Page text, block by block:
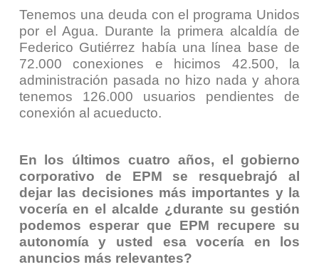
Tenemos una deuda con el programa Unidos
por el Agua. Durante la primera alcaldía de
Federico Gutiérrez había una línea base de
72.000 conexiones e hicimos 42.500, la
administración pasada no hizo nada y ahora
tenemos 126.000 usuarios pendientes de
conexión al acueducto.
En los últimos cuatro años, el gobierno
corporativo de EPM se resquebrajó al
dejar las decisiones más importantes y la
vocería en el alcalde ¿durante su gestión
podemos esperar que EPM recupere su
autonomía y usted esa vocería en los
anuncios más relevantes?